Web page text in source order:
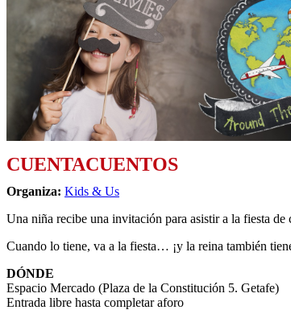
CUENTACUENTOS
Organiza: Kids & Us
Una niña recibe una invitación para asistir a la fiesta
Cuando lo tiene, va a la fiesta… ¡y la reina también
DÓNDE
Espacio Mercado (Plaza de la Constitución 5. Getafe)
Entrada libre hasta completar aforo